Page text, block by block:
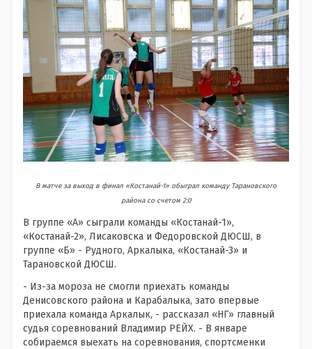
В матче за выход в финал «Костанай-1» обыграл команду Тарановского
района со счетом 2:0
В группе «А» сыграли команды «Костанай-1»,
«Костанай-2», Лисаковска и Федоровской ДЮСШ, в
группе «Б» - Рудного, Аркалыка, «Костанай-3» и
Тарановской ДЮСШ.
- Из-за мороза не смогли приехать команды
Денисовского района и Карабалыка, зато впервые
приехала команда Аркалык, - рассказал «НГ» главный
судья соревнований Владимир РЕЙХ. - В январе
собираемся выехать на соревнования, спортсменки